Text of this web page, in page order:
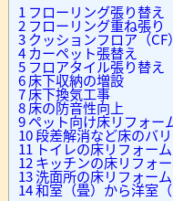
1フローリング張り替え
2フローリング重ね張り
3クッションフロア（CF
4カーペット張替え
5フロアタイル張り替え
6床下収納の増設
7床下換気工事
8床の防音性向上
9ペット向け床リフォー
10段差解消など床のバ
11トイレの床リフォーム
12キッチンの床リフォ
13洗面所の床リフォーム
14和室（畳）から洋室